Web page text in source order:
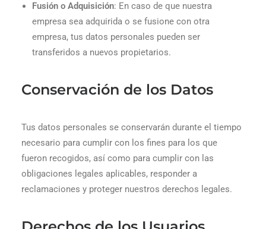
Fusión o Adquisición: En caso de que nuestra
empresa sea adquirida o se fusione con otra
empresa, tus datos personales pueden ser
transferidos a nuevos propietarios.
Conservación de los Datos
Tus datos personales se conservarán durante el tiempo
necesario para cumplir con los fines para los que
fueron recogidos, así como para cumplir con las
obligaciones legales aplicables, responder a
reclamaciones y proteger nuestros derechos legales.